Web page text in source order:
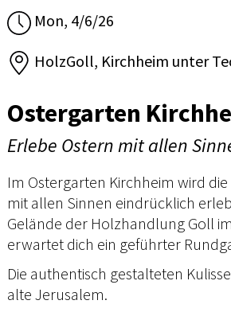
Mon, 4/6/26
HolzGoll, Kirchheim unter
Ostergarten
Erlebe Ostern mit allen
Im Ostergarten Kirchheim wird
mit allen Sinnen eindrücklich
Gelände der Holzhandlung Goll
erwartet dich ein geführter
Die authentisch gestalteten
alte Jerusalem.